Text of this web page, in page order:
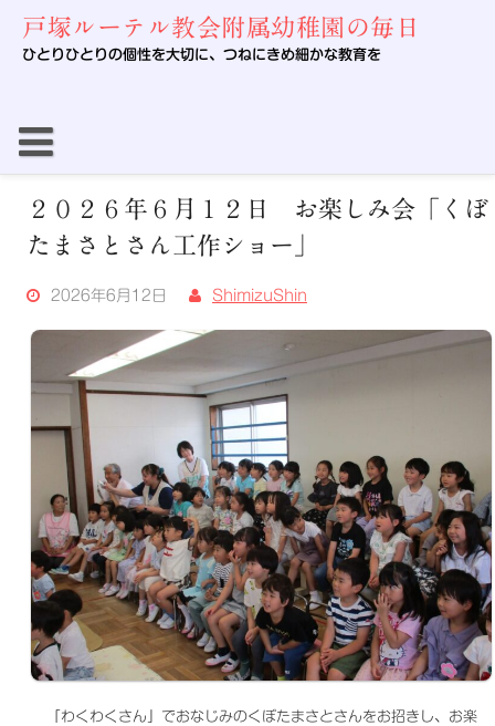
content
戸塚ルーテル教会附属幼稚園の毎日
ひとりひとりの個性を大切に、つねにきめ細かな教育を
２０２６年６月１２日 お楽しみ会「くぼ
たまさとさん工作ショー」
2026年6月12日 ShimizuShin
「わくわくさん」でおなじみのくぼたまさとさんをお招きし、お楽